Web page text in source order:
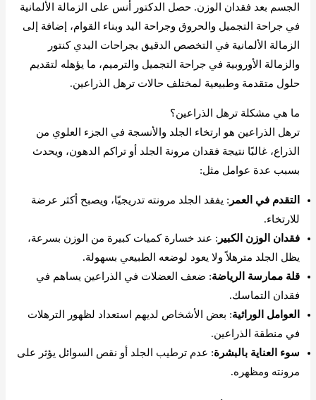
الجسم بعد فقدان الوزن. حصل الدكتور أنس على الزمالة الألمانية
في جراحة التجميل والحروق وجراحة اليد وبناء القوام، إضافة إلى
الزمالة الألمانية في التخصص الدقيق بجراحات البدي كنتور
والزمالة الأوروبية في جراحة التجميل والترميم، ما يؤهله لتقديم
حلول متقدمة وطبيعية لمختلف حالات ترهل الذراعين.
ما هي مشكلة ترهل الذراعين؟
ترهل الذراعين هو ارتخاء الجلد والأنسجة في الجزء العلوي من
الذراع، غالبًا نتيجة فقدان مرونة الجلد أو تراكم الدهون، ويحدث
بسبب عدة عوامل مثل:
التقدم في العمر : يفقد الجلد مرونته تدريجيًا، ويصبح أكثر عرضة
للارتخاء.
فقدان الوزن الكبير : عند خسارة كميات كبيرة من الوزن بسرعة،
يظل الجلد مترهلاً ولا يعود لوضعه الطبيعي بسهولة.
قلة ممارسة الرياضة: ضعف العضلات في الذراعين يساهم في
فقدان التماسك.
العوامل الوراثية: بعض الأشخاص لديهم استعداد لظهور الترهلات
في منطقة الذراعين.
سوء العناية بالبشرة: عدم ترطيب الجلد أو نقص السوائل يؤثر على
مرونته ومظهره.